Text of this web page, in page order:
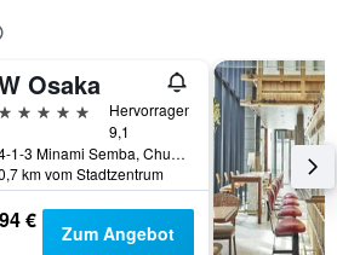
Osaka
5 Sterne
Hervorragend
9,1
4-1-3 Minami Semba, Chuo-ku, Ōsaka, Japan
km vom Stadtzentrum
€ Zum Angebot